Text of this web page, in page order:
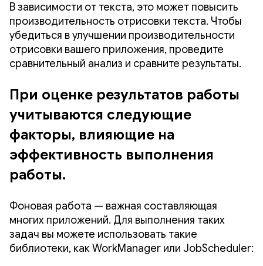
В зависимости от текста, это может повысить
производительность отрисовки текста. Чтобы
убедиться в улучшении производительности
отрисовки вашего приложения, проведите
сравнительный анализ и сравните результаты.
При оценке результатов работы
учитываются следующие
факторы, влияющие на
эффективность выполнения
работы.
Фоновая работа — важная составляющая
многих приложений. Для выполнения таких
задач вы можете использовать такие
библиотеки, как WorkManager или JobScheduler: